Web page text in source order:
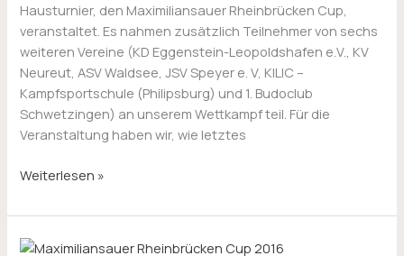
Hausturnier, den Maximiliansauer Rheinbrücken Cup,
veranstaltet. Es nahmen zusätzlich Teilnehmer von sechs
weiteren Vereine (KD Eggenstein-Leopoldshafen e.V., KV
Neureut, ASV Waldsee, JSV Speyer e. V, KILIC –
Kampfsportschule (Philipsburg) und 1. Budoclub
Schwetzingen) an unserem Wettkampf teil. Für die
Veranstaltung haben wir, wie letztes
Weiterlesen »
1.